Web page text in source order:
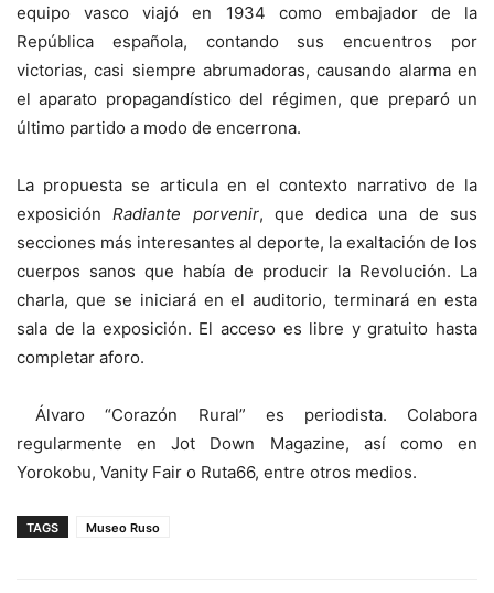
equipo vasco viajó en 1934 como embajador de la
República española, contando sus encuentros por
victorias, casi siempre abrumadoras, causando alarma en
el aparato propagandístico del régimen, que preparó un
último partido a modo de encerrona.
La propuesta se articula en el contexto narrativo de la
exposiciónRadiante porvenir, que dedica una de sus
secciones más interesantes al deporte, la exaltación de los
cuerpos sanos que había de producir la Revolución. La
charla, que se iniciará en el auditorio, terminará en esta
sala de la exposición. El acceso es libre y gratuito hasta
completar aforo.
Álvaro “Corazón Rural” es periodista. Colabora
regularmente en Jot Down Magazine, así como en
Yorokobu, Vanity Fair o Ruta66, entre otros medios.
TAGS Museo Ruso